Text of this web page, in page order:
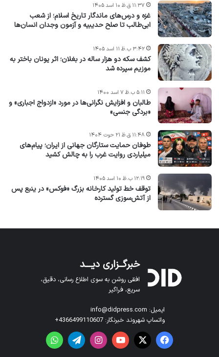
غزه و درس‌های ماندگار تاریخ اسلام؛ از شعب
ابی‌طالب تا صلح حدیبیه و آزمون وجدان انسان‌ها
۱۱:۳۷ ق.ظ ۱۰ اسد ۱۴۰۵
کشف سکه دو هزار ساله در بغلان؛ اثر یونان باختر به
موزیم سپرده شد
۳:۴۲ ب.ظ ۱۱ اسد ۱۴۰۵
طالبان و افزایش نگرانی‌ها در مورد «ازدواج اجباری» و
«بردگی جنسی»
۵:۱۱ ب.ظ ۷ اسد ۱۴۰۰
طوفان حمایت ستارگان جهانی از ایران؛ پیام‌های
میلیاردی روایت غرب را به چالش کشید
۱۱:۴۸ ق.ظ ۲۱ حوت ۱۴۰۴
توقف خط تولید کارخانه بزرگ «فوکس» در ینبع پس
از آتش‌سوزی گسترده
۱۲:۱۹ ب.ظ ۱۰ اسد ۱۴۰۵
خبرگــزاری دیـــد
افقی روشن به سوی اطلاع رسانی، دقیق،
سریع، فراگیر
ایمیل: info@didpress.com
واتساپ شهروند خبرنگار: 4366499110607+
فیس بوک X یوتیوباینستاگرامتلگرامواتس آپ